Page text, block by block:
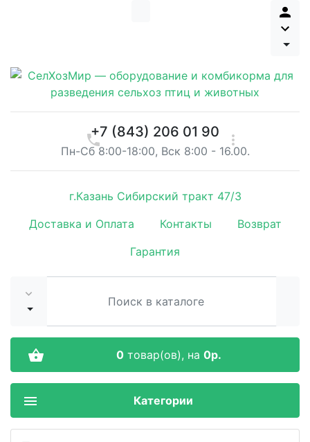
+7 (843) 206 01 90
Пн-Сб 8:00-18:00, Вск 8:00 - 16.00.
г.Казань Сибирский тракт 47/3
Доставка и Оплата
Контакты
Возврат
Гарантия
0 товар(ов), на 0р.
Категории